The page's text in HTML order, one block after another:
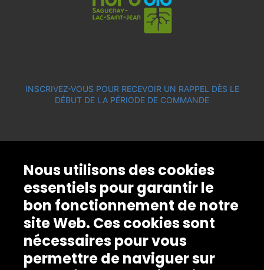
INSCRIVEZ-VOUS POUR RECEVOIR UN RAPPEL DÈS LE
DÉBUT DE LA PÉRIODE DE COMMANDE
Nous utilisons des cookies
essentiels pour garantir le
bon fonctionnement de notre
site Web. Ces cookies sont
nécessaires pour vous
permettre de naviguer sur